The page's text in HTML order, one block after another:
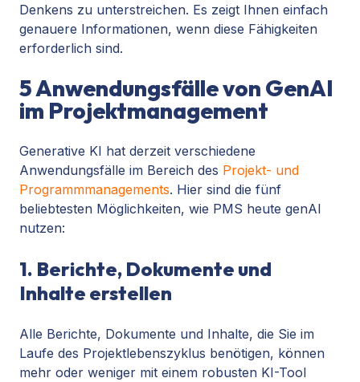
Denkens zu unterstreichen. Es zeigt Ihnen einfach
genauere Informationen, wenn diese Fähigkeiten
erforderlich sind.
5 Anwendungsfälle von GenAI
im Projektmanagement
Generative KI hat derzeit verschiedene
Anwendungsfälle im Bereich des Projekt- und
Programmmanagements. Hier sind die fünf
beliebtesten Möglichkeiten, wie PMS heute genAI
nutzen:
1. Berichte, Dokumente und
Inhalte erstellen
Alle Berichte, Dokumente und Inhalte, die Sie im
Laufe des Projektlebenszyklus benötigen, können
mehr oder weniger mit einem robusten KI-Tool